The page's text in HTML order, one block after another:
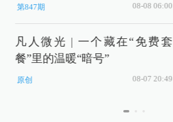
第847期 08-08 06:00
凡人微光 | 一个藏在“免费套
餐”里的温暖“暗号”
原创 08-07 20:49